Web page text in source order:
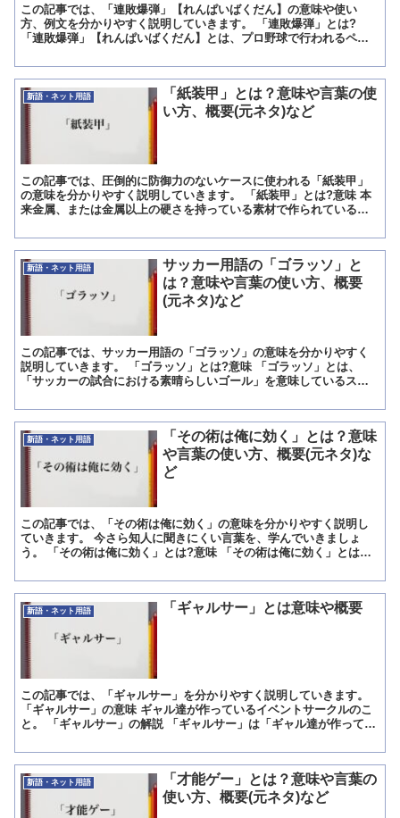
この記事では、「連敗爆弾」【れんぱいばくだん】の意味や使い
方、例文を分かりやすく説明していきます。 「連敗爆弾」とは?
「連敗爆弾」【れんぱいばくだん】とは、プロ野球で行われるペナ
ね...
新語・ネット用語
「紙装甲」とは？意味や言葉の使
い方、概要(元ネタ)など
この記事では、圧倒的に防御力のないケースに使われる「紙装甲」
の意味を分かりやすく説明していきます。 「紙装甲」とは?意味 本
来金属、または金属以上の硬さを持っている素材で作られているべ
新語・ネット用語
サッカー用語の「ゴラッソ」と
は？意味や言葉の使い方、概要
(元ネタ)など
この記事では、サッカー用語の「ゴラッソ」の意味を分かりやすく
説明していきます。 「ゴラッソ」とは?意味 「ゴラッソ」とは、
「サッカーの試合における素晴らしいゴール」を意味しているスラ
新語・ネット用語
「その術は俺に効く」とは？意味
や言葉の使い方、概要(元ネタ)な
ど
この記事では、「その術は俺に効く」の意味を分かりやすく説明し
ていきます。 今さら知人に聞きにくい言葉を、学んでいきましょ
う。 「その術は俺に効く」とは?意味 「その術は俺に効く」とは、
新語・ネット用語 「ギャルサー」とは意味や概要
この記事では、「ギャルサー」を分かりやすく説明していきます。
「ギャルサー」の意味 ギャル達が作っているイベントサークルのこ
と。 「ギャルサー」の解説 「ギャルサー」は「ギャル達が作ってい
新語・ネット用語
「才能ゲー」とは？意味や言葉の
使い方、概要(元ネタ)など